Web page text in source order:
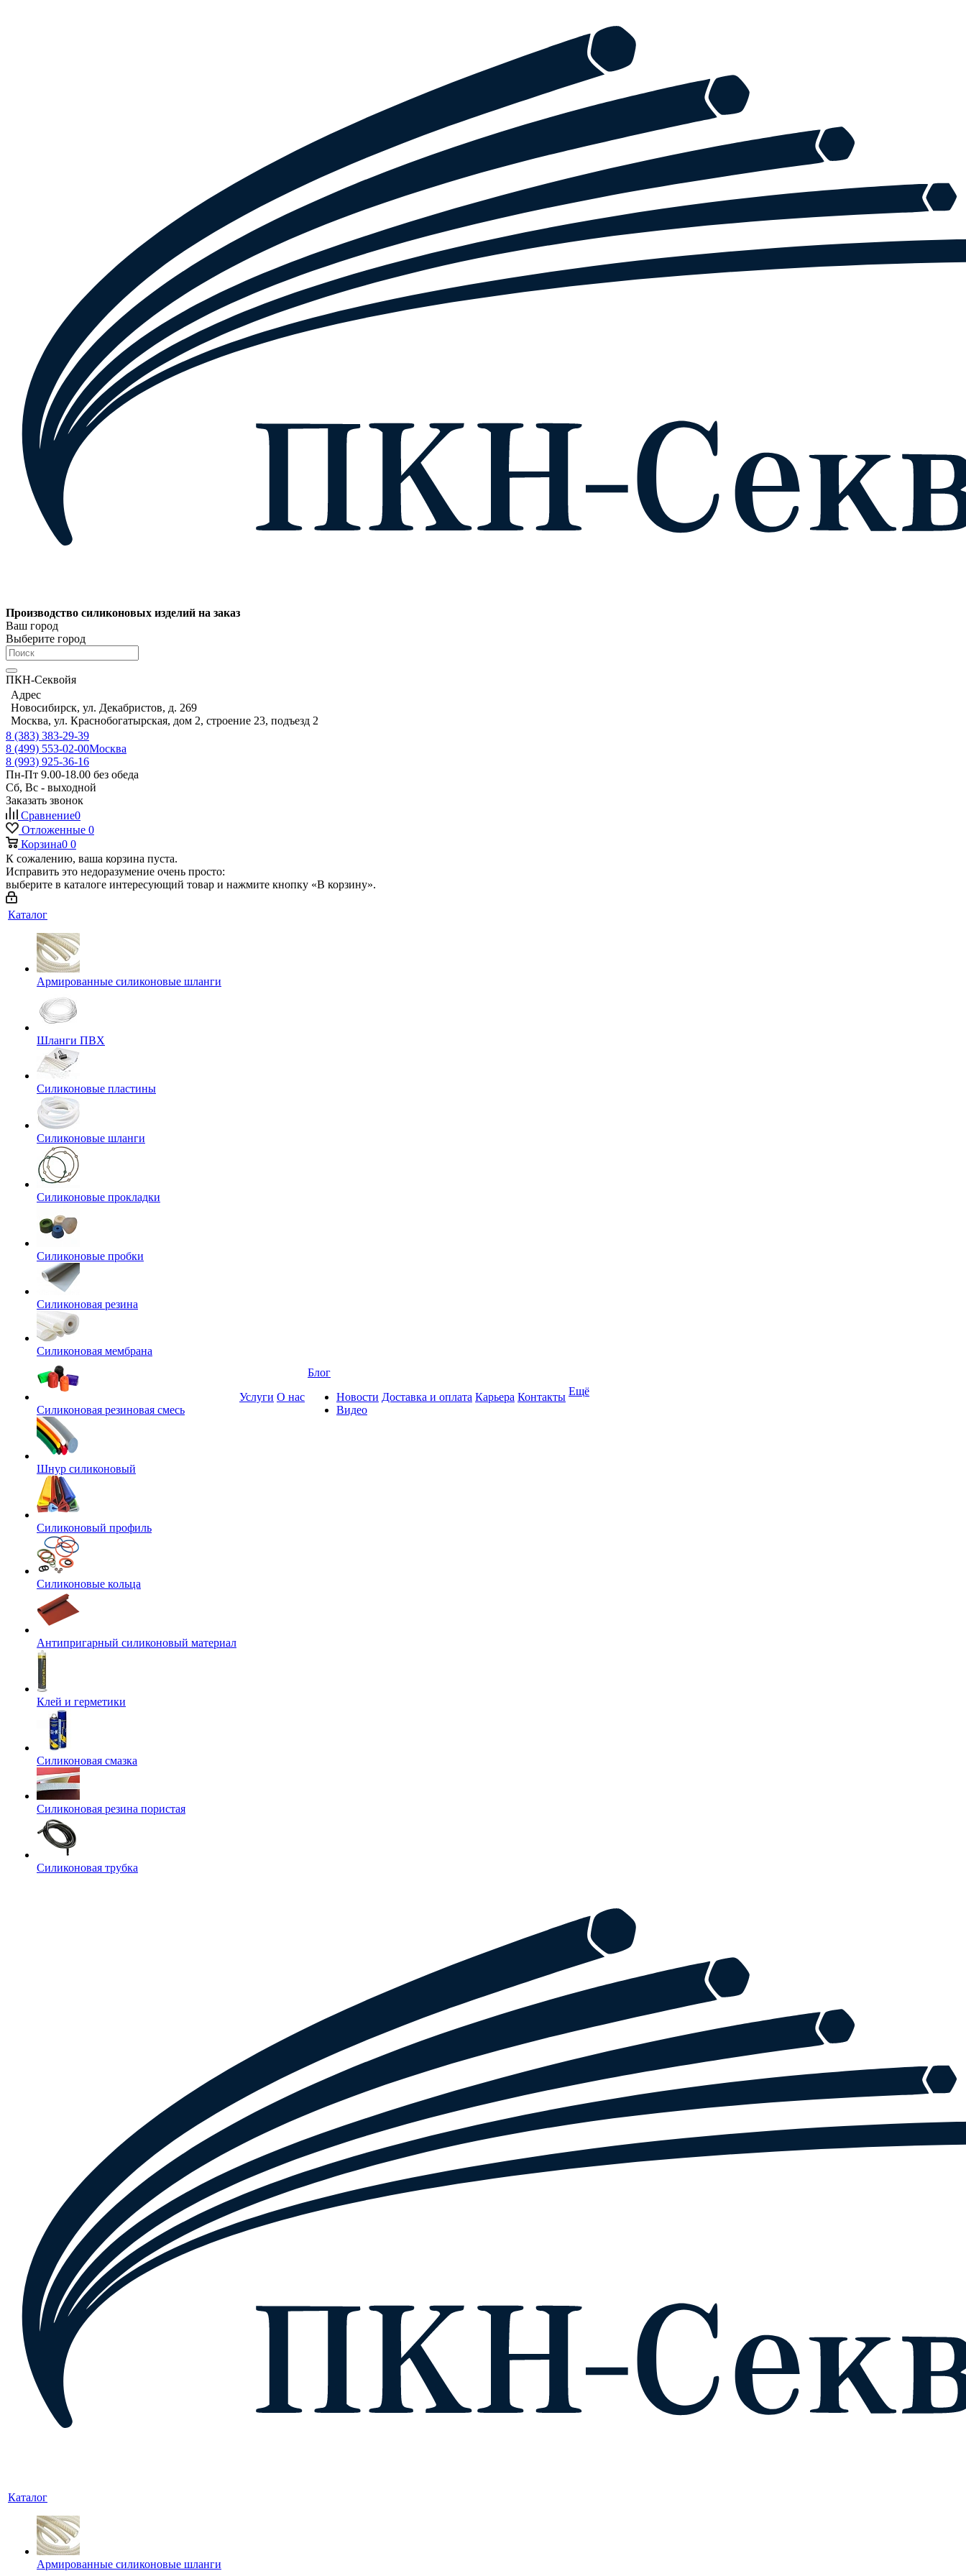
Производство силиконовых изделий на заказ
Ваш город
Выберите город
ПКН-Секвойя
Адрес
Новосибирск, ул. Декабристов, д. 269
Москва, ул. Краснобогатырская, дом 2, строение 23, подъезд 2
8 (383) 383-29-39
8 (499) 553-02-00Москва
8 (993) 925-36-16
Пн-Пт 9.00-18.00 без обеда
Сб, Вс - выходной
Заказать звонок
Сравнение0
Отложенные 0
Корзина0 0
К сожалению, ваша корзина пуста.
Исправить это недоразумение очень просто:
выберите в каталоге интересующий товар и нажмите кнопку «В корзину».
Каталог
Армированные силиконовые шланги
Шланги ПВХ
Силиконовые пластины
Силиконовые шланги
Силиконовые прокладки
Силиконовые пробки
Силиконовая резина
Силиконовая мембрана
Силиконовая резиновая смесь
Шнур силиконовый
Силиконовый профиль
Силиконовые кольца
Антипригарный силиконовый материал
Клей и герметики
Силиконовая смазка
Силиконовая резина пористая
Силиконовая трубка
Услуги О нас
Блог
Новости
Видео
Доставка и оплата Карьера Контакты Ещё
Каталог
Армированные силиконовые шланги